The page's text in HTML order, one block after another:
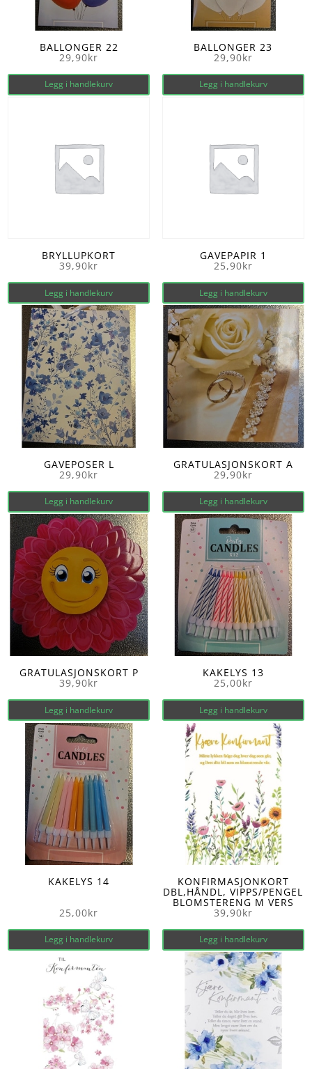
BALLONGER 22
29,90kr
Legg i handlekurv
BALLONGER 23
29,90kr
Legg i handlekurv
BRYLLUPKORT
39,90kr
Legg i handlekurv
GAVEPAPIR 1
25,90kr
Legg i handlekurv
GAVEPOSER L
29,90kr
Legg i handlekurv
GRATULASJONSKORT A
29,90kr
Legg i handlekurv
GRATULASJONSKORT P
39,90kr
Legg i handlekurv
KAKELYS 13
25,00kr
Legg i handlekurv
KAKELYS 14
25,00kr
Legg i handlekurv
KONFIRMASJONKORT
DBL,HÅNDL, VIPPS/PENGEL
BLOMSTERENG M VERS
39,90kr
Legg i handlekurv